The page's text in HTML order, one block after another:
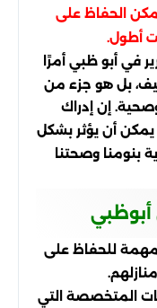
يمكن الحفاظ على
أطول.
في أبو ظبي أمرًا
بل هو جزء من
إن إدراك
يمكن أن يؤثر بشكل
بنومنا وصحتنا
للحفاظ على
المتخصصة التي